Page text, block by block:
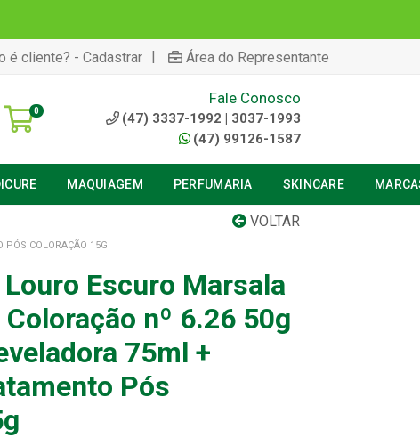
é cliente? - Cadastrar | Área do Representante
0
Fale Conosco
(47) 3337-1992 | 3037-1993
(47) 99126-1587
MAQUIAGEM PERFUMARIA SKINCARE
VOLTAR
PÓS COLORAÇÃO 15G
Escuro Marsala
nº 6.26 50g
75ml +
Pós